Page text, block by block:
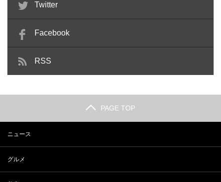
Twitter
Facebook
RSS
PAGE TOP
ニュース
グルメ